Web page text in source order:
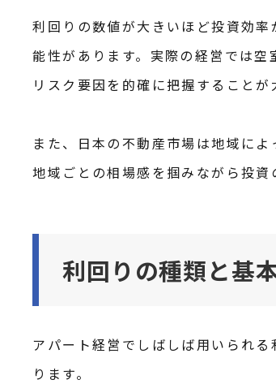
利回りの数値が大きいほど投資効
能性があります。実際の経営では
リスク要因を的確に把握することが
また、日本の不動産市場は地域に
地域ごとの相場感を掴みながら投資
利回りの種類と基
アパート経営でしばしば用いられ
ります。